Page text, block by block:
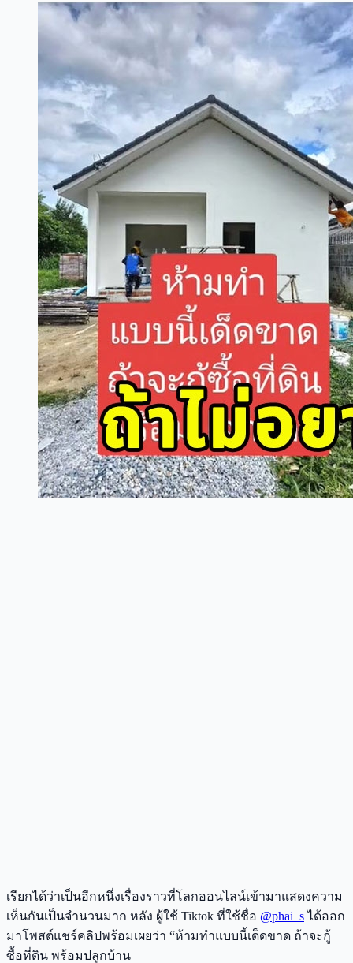
เรียกได้ว่าเป็นอีกหนึ่งเรื่องราวที่โลกออนไลน์เข้ามาแสดงความ
เห็นกันเป็นจำนวนมาก หลัง ผู้ใช้ Tiktok ที่ใช้ชื่อ @phai_sได้ออก
มาโพสต์แชร์คลิปพร้อมเผยว่า “ห้ามทำแบบนี้เด็ดขาด ถ้าจะกู้
ซื้อที่ดิน พร้อมปลูกบ้าน